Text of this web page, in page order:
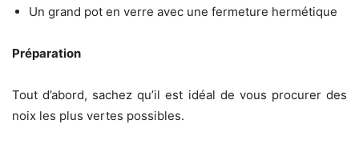
Un grand pot en verre avec une fermeture hermétique
Préparation
Tout d’abord, sachez qu’il est idéal de vous procurer des
noix les plus vertes possibles.